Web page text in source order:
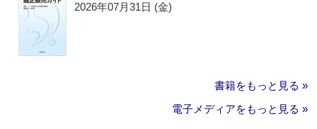
2026年07月31日 (金)
書籍をもっと見る »
電子メディアをもっと見る »